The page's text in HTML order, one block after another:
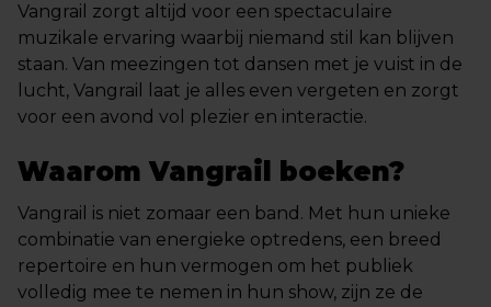
Vangrail zorgt altijd voor een spectaculaire
muzikale ervaring waarbij niemand stil kan blijven
staan. Van meezingen tot dansen met je vuist in de
lucht, Vangrail laat je alles even vergeten en zorgt
voor een avond vol plezier en interactie.
Waarom Vangrail boeken?
Vangrail is niet zomaar een band. Met hun unieke
combinatie van energieke optredens, een breed
repertoire en hun vermogen om het publiek
volledig mee te nemen in hun show, zijn ze de